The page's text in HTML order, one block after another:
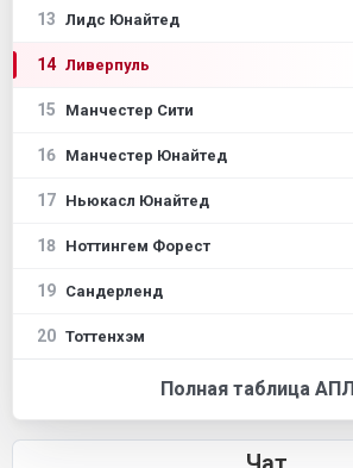
13 Лидс Юнайтед
14 Ливерпуль
15 Манчестер Сити
16 Манчестер Юнайтед
17 Ньюкасл Юнайтед
18 Ноттингем Форест
19 Сандерленд
20 Тоттенхэм
Полная таблица АПЛ